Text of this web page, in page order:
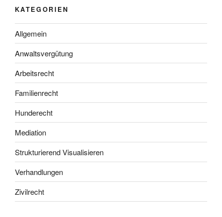
KATEGORIEN
Allgemein
Anwaltsvergütung
Arbeitsrecht
Familienrecht
Hunderecht
Mediation
Strukturierend Visualisieren
Verhandlungen
Zivilrecht